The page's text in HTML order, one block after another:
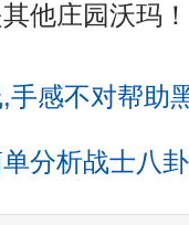
他庄园沃玛！
手感不对帮助
分析战士八